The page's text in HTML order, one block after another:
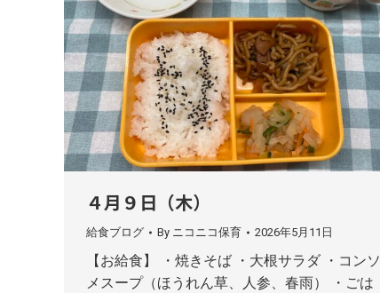
４月９日（木）
給食ブログ By ニコニコ保育 2026年5月11日
【お給食】 ・焼きそば ・大根サラダ ・コンソ
メスープ（ほうれん草、人参、春雨） ・ごは